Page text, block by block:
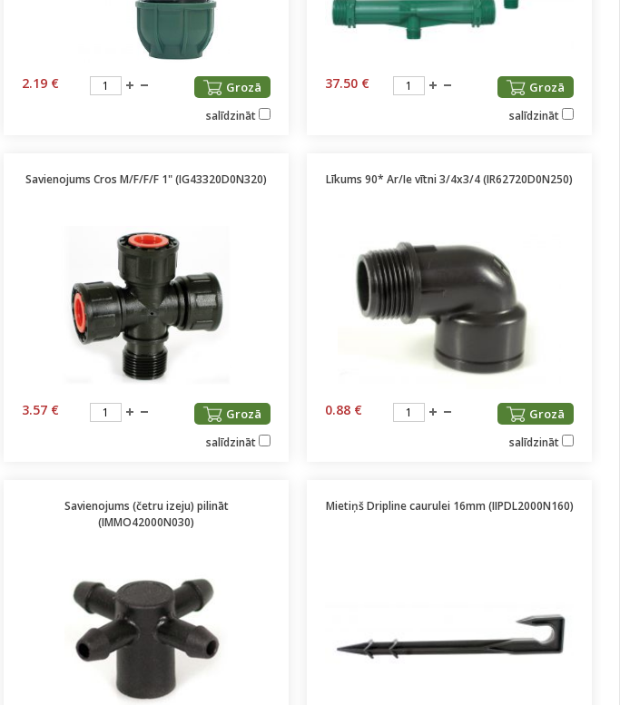
2.19 € Grozā
salīdzināt
37.50 € Grozā
salīdzināt
Savienojums Cros M/F/F/F 1" (IG43320D0N320)
3.57 € Grozā
salīdzināt
Līkums 90* Ar/Ie vītni 3/4x3/4 (IR62720D0N250)
0.88 € Grozā
salīdzināt
Savienojums (četru izeju) pilināt
(IMMO42000N030)
Mietiņš Dripline caurulei 16mm (IIPDL2000N160)